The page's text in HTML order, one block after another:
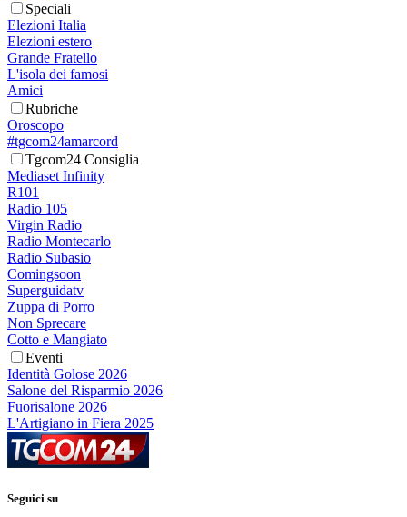
Speciali
Elezioni Italia
Elezioni estero
Grande Fratello
L'isola dei famosi
Amici
Rubriche
Oroscopo
#tgcom24amarcord
Tgcom24 Consiglia
Mediaset Infinity
R101
Radio 105
Virgin Radio
Radio Montecarlo
Radio Subasio
Comingsoon
Superguidatv
Zuppa di Porro
Non Sprecare
Cotto e Mangiato
Eventi
Identità Golose 2026
Salone del Risparmio 2026
Fuorisalone 2026
L'Artigiano in Fiera 2025
Seguici su